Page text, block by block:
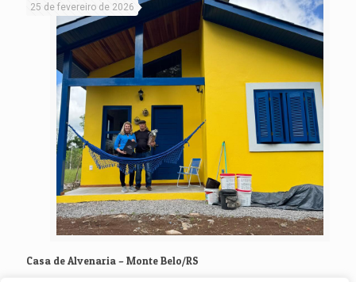
25 de fevereiro de 2026
Casa de Alvenaria – Monte Belo/RS